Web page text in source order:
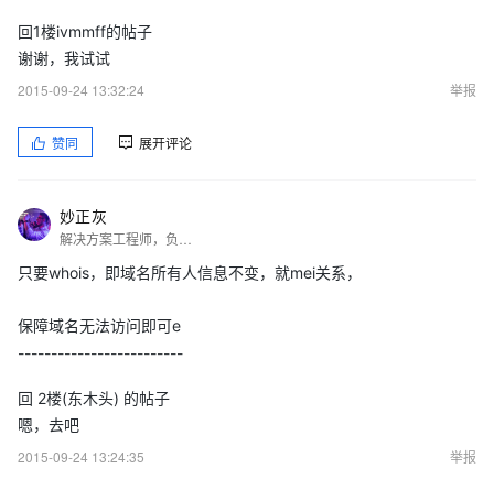
回1楼ivmmff的帖子
谢谢，我试试
2015-09-24 13:32:24
举报
赞同 展开评论
妙正灰
只要whois，即域名所有人信息不变，就mei关系，
保障域名无法访问即可e
-------------------------
回 2楼(东木头) 的帖子
嗯，去吧
2015-09-24 13:24:35
举报